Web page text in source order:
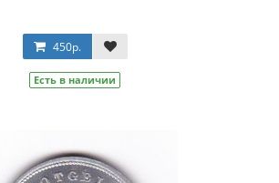
450р.
Есть в наличии